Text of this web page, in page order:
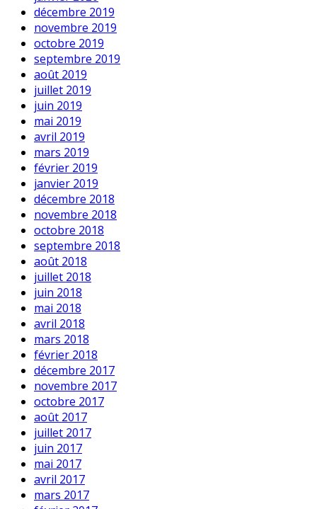
décembre 2019
novembre 2019
octobre 2019
septembre 2019
août 2019
juillet 2019
juin 2019
mai 2019
avril 2019
mars 2019
février 2019
janvier 2019
décembre 2018
novembre 2018
octobre 2018
septembre 2018
août 2018
juillet 2018
juin 2018
mai 2018
avril 2018
mars 2018
février 2018
décembre 2017
novembre 2017
octobre 2017
août 2017
juillet 2017
juin 2017
mai 2017
avril 2017
mars 2017